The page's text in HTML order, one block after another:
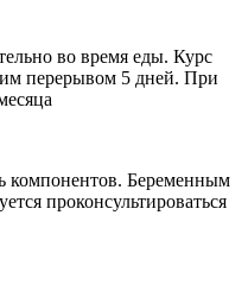
во время еды. Курс
перерывом 5 дней. При
компонентов. Беременным
проконсультироваться